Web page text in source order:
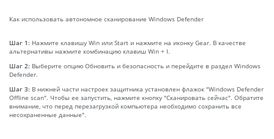
Как использовать автономное сканирование Windows Defender
Шаг 1: Нажмите клавишу Win или Start и нажмите на иконку Gear. В качестве
альтернативы нажмите комбинацию клавиш Win + I.
Шаг 2: Выберите опцию Обновить и безопасность и перейдите в раздел Windows
Defender.
Шаг 3: В нижней части настроек защитника установлен флажок "Windows Defender
Offline scan". Чтобы ее запустить, нажмите кнопку "Сканировать сейчас". Обратите
внимание, что перед перезагрузкой компьютера необходимо сохранить все
несохраненные данные".